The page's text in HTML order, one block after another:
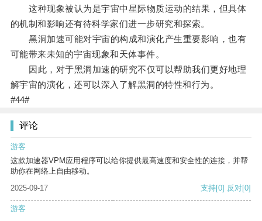
这种现象被认为是宇宙中星际物质运动的结果，但具体
的机制和影响还有待科学家们进一步研究和探索。
黑洞加速可能对宇宙的构成和演化产生重要影响，也有
可能带来未知的宇宙现象和天体事件。
因此，对于黑洞加速的研究不仅可以帮助我们更好地理
解宇宙的演化，还可以深入了解黑洞的特性和行为。
#44#
评论
游客
这款加速器VPM应用程序可以给你提供最高速度和安全性的连接，并帮
助你在网络上自由移动。
2025-09-17
支持[0] 反对[0]
游客